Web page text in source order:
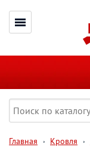
Главная Кровля